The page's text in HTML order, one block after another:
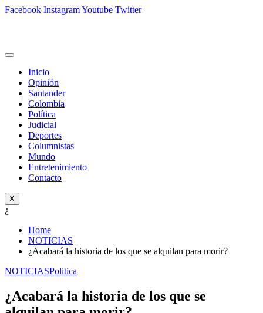
Facebook InstagramYoutube Twitter
Inicio
Opinión
Santander
Colombia
Política
Judicial
Deportes
Columnistas
Mundo
Entretenimiento
Contacto
X
¿
Home
NOTICIAS
¿Acabará la historia de los que se alquilan para morir?
NOTICIASPolitica
¿Acabará la historia de los que se